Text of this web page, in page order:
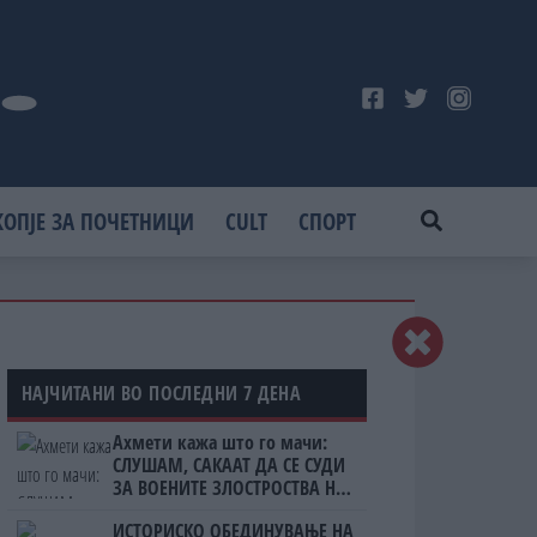
ЗА ПОЧЕТНИЦИ CULT СПОРТ
НАЈЧИТАНИ ВО ПОСЛЕДНИ 7 ДЕНА
Ахмети кажа што го мачи:
СЛУШАМ, САКААТ ДА СЕ СУДИ
ЗА ВОЕНИТЕ ЗЛОСТРОСТВА НА
ИСТОРИСКО ОБЕДИНУВАЊЕ НА